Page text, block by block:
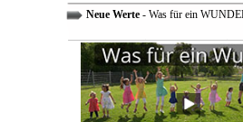
Neue Werte- Was für ein